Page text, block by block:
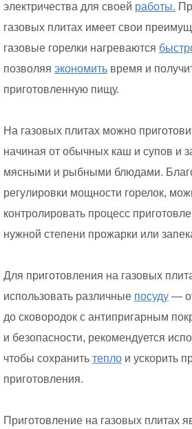
электричества для своей работы.
газовых плитах имеет свои
газовые горелки нагреваются
позволяя экономить время и
приготовленную пищу.
На газовых плитах можно
начиная от обычных каш и супов и
мясными и рыбными блюдами.
регулировки мощности горелок,
контролировать процесс
нужной степени прожарки или
Для приготовления на газовых
использовать различные посуду —
до сковородок с антипригарным
и безопасности, рекомендуется
чтобы сохранить тепло и ускорить
приготовления.
Приготовление на газовых плитах